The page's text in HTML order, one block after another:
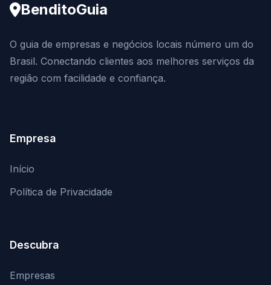
BenditoGuia
O guia de empresas e negócios locais número um do
Brasil. Conectando clientes aos melhores serviços da
região com facilidade e confiança.
Empresa
Início
Política de Privacidade
Descubra
Empresas